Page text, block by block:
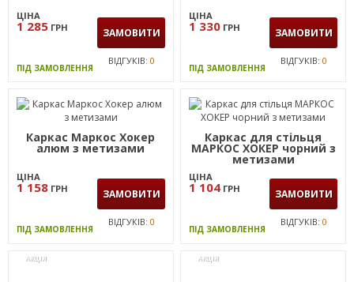
ЦІНА
1 285 ГРН ЗАМОВИТИ
ПІД ЗАМОВЛЕННЯ
ВІДГУКІВ: 0
ЦІНА
1 330 ГРН ЗАМОВИТИ
ПІД ЗАМОВЛЕННЯ
ВІДГУКІВ: 0
Каркас Маркос Хокер
алюм з метизами
ЦІНА
1 158 ГРН ЗАМОВИТИ
ПІД ЗАМОВЛЕННЯ
ВІДГУКІВ: 0
Каркас для стільця
МАРКОС ХОКЕР чорний з
метизами
ЦІНА
1 104 ГРН ЗАМОВИТИ
ПІД ЗАМОВЛЕННЯ
ВІДГУКІВ: 0
АКЦІЯ АКЦІЯ